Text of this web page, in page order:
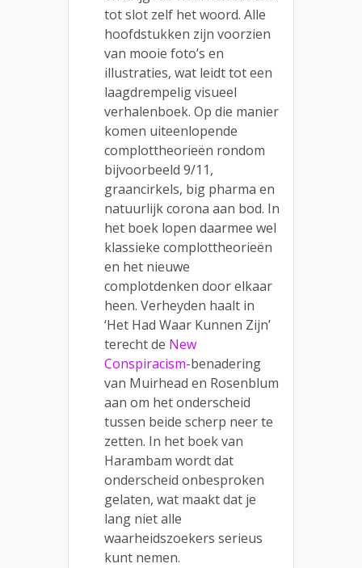
tot slot zelf het woord. Alle
hoofdstukken zijn voorzien
van mooie foto’s en
illustraties, wat leidt tot een
laagdrempelig visueel
verhalenboek. Op die manier
komen uiteenlopende
complottheorieën rondom
bijvoorbeeld 9/11,
graancirkels, big pharma en
natuurlijk corona aan bod. In
het boek lopen daarmee wel
klassieke complottheorieën
en het nieuwe
complotdenken door elkaar
heen. Verheyden haalt in
‘Het Had Waar Kunnen Zijn’
terecht de New
Conspiracism-benadering
van Muirhead en Rosenblum
aan om het onderscheid
tussen beide scherp neer te
zetten. In het boek van
Harambam wordt dat
onderscheid onbesproken
gelaten, wat maakt dat je
lang niet alle
waarheidszoekers serieus
kunt nemen.